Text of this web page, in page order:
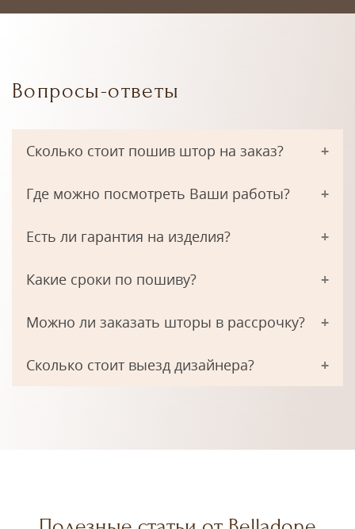
Вопросы-ответы
Сколько стоит пошив штор на заказ?
Где можно посмотреть Ваши работы?
Есть ли гарантия на изделия?
Какие сроки по пошиву?
Можно ли заказать шторы в рассрочку?
Сколько стоит выезд дизайнера?